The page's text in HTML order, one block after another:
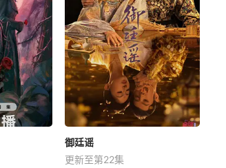
御廷谣
更新至第22集